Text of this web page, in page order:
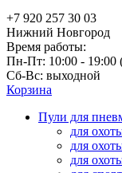
+7 920 257 30 03
Нижний Новгород
Время работы:
Пн-Пт: 10:00 - 19:00
Сб-Вс: выходной
Корзина
Пули для
для
для
для